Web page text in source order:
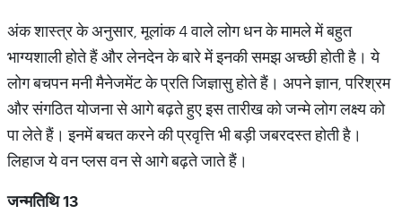
अंक शास्त्र के अनुसार, मूलांक 4 वाले लोग धन के मामले में बहुत
भाग्यशाली होते हैं और लेनदेन के बारे में इनकी समझ अच्छी होती है। ये
लोग बचपन मनी मैनेजमेंट के प्रति जिज्ञासु होते हैं। अपने ज्ञान, परिश्रम
और संगठित योजना से आगे बढ़ते हुए इस तारीख को जन्मे लोग लक्ष्य को
पा लेते हैं। इनमें बचत करने की प्रवृत्ति भी बड़ी जबरदस्त होती है।
लिहाज ये वन प्लस वन से आगे बढ़ते जाते हैं।
जन्मतिथि13